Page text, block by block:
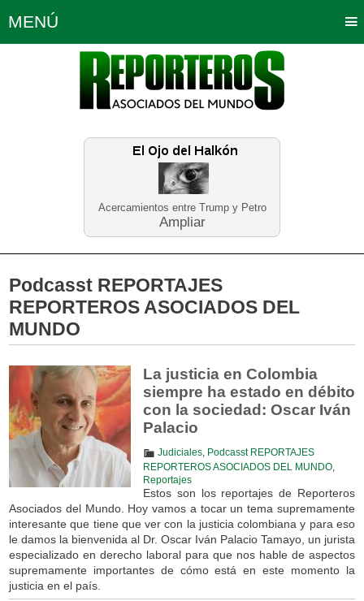
Acercamientos entre Trump y Petro
Ampliar
MENÚ
Política Opinión Bogotá
Planeta Tierra Deportes
Educación Neira
Podcasst REPORTAJES
REPORTEROS ASOCIADOS DEL
MUNDO
La justicia en Colombia
siempre ha estado en débito
con la sociedad: Oscar Iván
Palacio
Judiciales,
Podcasst REPORTAJES
REPORTEROS ASOCIADOS DEL MUNDO,
Reportajes
Estos son los reportajes de Reporteros
Asociados del Mundo. Hoy vamos a tocar un tema supremamente
interesante que tiene que ver con la justicia colombiana y para eso
le damos la bienvenida al Dr. Oscar Iván Palacio Tamayo, un jurista
especializado en derecho laboral para que nos hable de aspectos
supremamente importantes de cómo está en este momento la
justicia en el país.